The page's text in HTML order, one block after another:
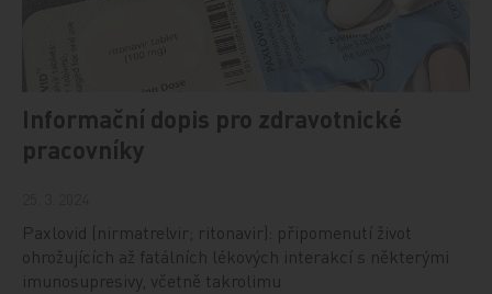
Informační dopis pro zdravotnické
pracovníky
Paxlovid (nirmatrelvir; ritonavir): připomenutí život
ohrožujících až fatálních lékových interakcí s některými
imunosupresivy, včetně takrolimu